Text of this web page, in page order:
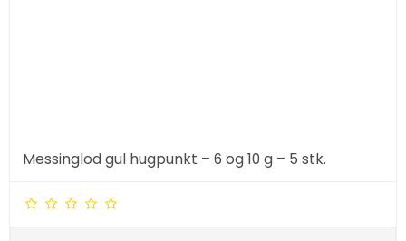
Messinglod gul hugpunkt – 6 og 10 g – 5 stk.